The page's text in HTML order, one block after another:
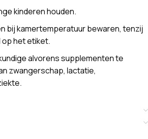
kinderen houden.
bij kamertemperatuur bewaren, tenzij
het etiket.
alvorens supplementen te
zwangerschap, lactatie,